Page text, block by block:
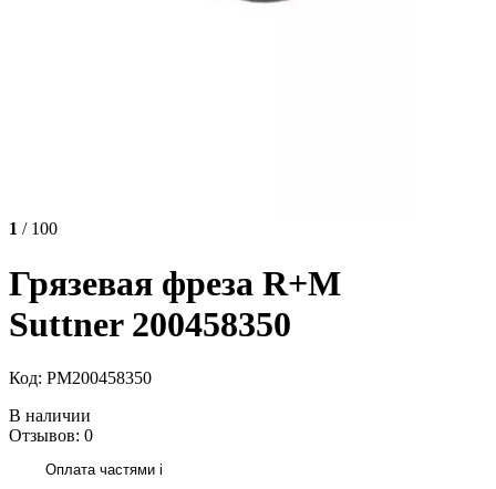
1 / 100
Грязевая фреза R+M
Suttner 200458350
Код: РМ200458350
В наличии
Отзывов: 0
Оплата частями i